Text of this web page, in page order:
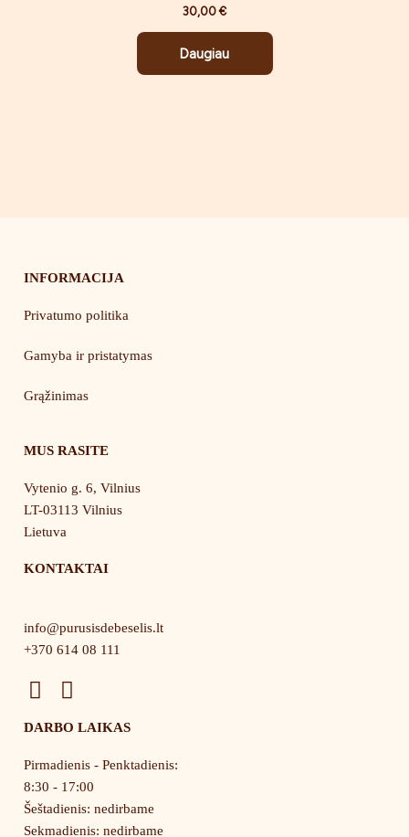
30,00€
Daugiau
INFORMACIJA
Privatumo politika
Gamyba ir pristatymas
Grąžinimas
MUS RASITE
Vytenio g. 6, Vilnius
LT-03113 Vilnius
Lietuva
KONTAKTAI
info@purusisdebeselis.lt
+370 614 08 111
F
c
e
b
o
o
I
s
t
a
g
r
DARBO LAIKAS
Pirmadienis - Penktadienis:
8:30 - 17:00
Šeštadienis: nedirbame
Sekmadienis: nedirbame